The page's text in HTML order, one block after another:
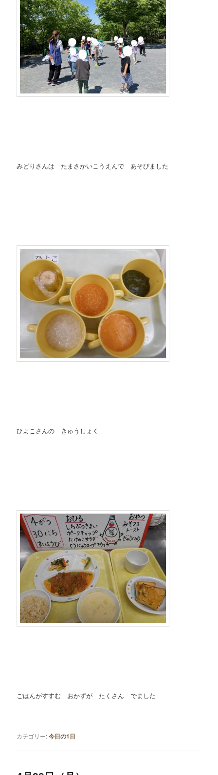
みどりさんは たまさかいこうえんで あそびました
ひよこさんの きゅうしょく
ごはんがすすむ おかずが たくさん でました
カテゴリー:今日の1日